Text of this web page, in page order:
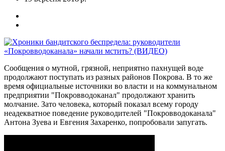
Сообщения о мутной, грязной, неприятно пахнущей воде
продолжают поступать из разных районов Покрова. В то же
время официальные источники во власти и на коммунальном
предприятии "Покровводоканал" продолжают хранить
молчание. Зато человека, который показал всему городу
неадекватное поведение руководителей "Покровводоканала"
Антона Зуева и Евгения Захаренко, попробовали запугать.